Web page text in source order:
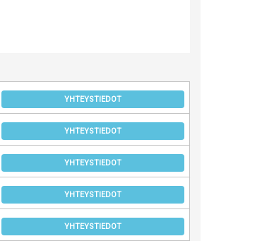
YHTEYSTIEDOT
YHTEYSTIEDOT
YHTEYSTIEDOT
YHTEYSTIEDOT
YHTEYSTIEDOT